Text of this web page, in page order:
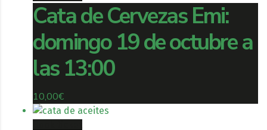
Cata de Cervezas Emi:
domingo 19 de octubre a
las 13:00
10,00€